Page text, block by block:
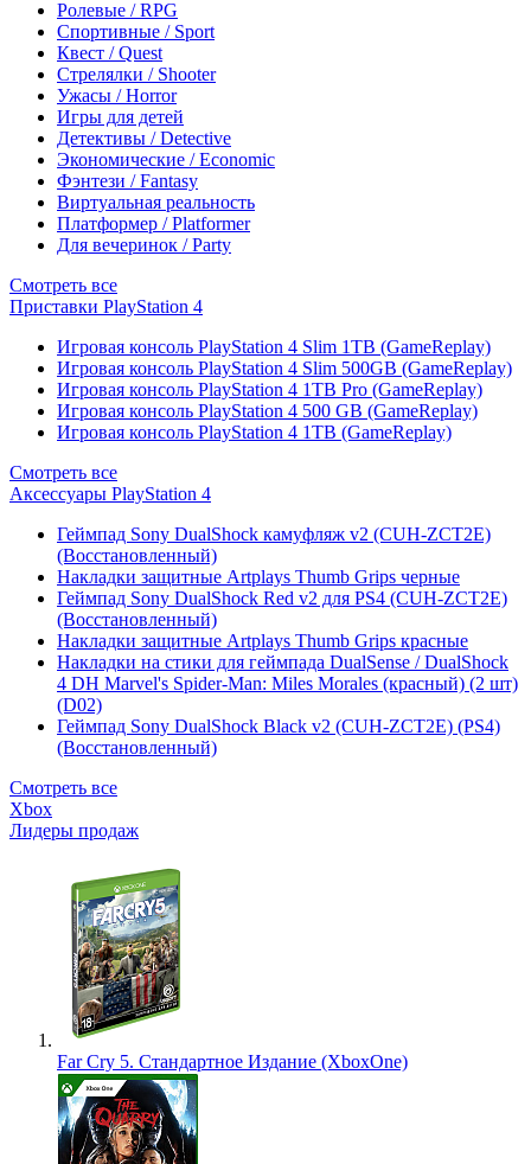
Ролевые / RPG
Спортивные / Sport
Квест / Quest
Стрелялки / Shooter
Ужасы / Horror
Игры для детей
Детективы / Detective
Экономические / Economic
Фэнтези / Fantasy
Виртуальная реальность
Платформер / Platformer
Для вечеринок / Party
Смотреть все
Приставки PlayStation 4
Игровая консоль PlayStation 4 Slim 1TB (GameReplay)
Игровая консоль PlayStation 4 Slim 500GB (GameReplay)
Игровая консоль PlayStation 4 1TB Pro (GameReplay)
Игровая консоль PlayStation 4 500 GB (GameReplay)
Игровая консоль PlayStation 4 1TB (GameReplay)
Смотреть все
Аксессуары PlayStation 4
Геймпад Sony DualShock камуфляж v2 (CUH-ZCT2E)
(Восстановленный)
Накладки защитные Artplays Thumb Grips черные
Геймпад Sony DualShock Red v2 для PS4 (CUH-ZCT2E)
(Восстановленный)
Накладки защитные Artplays Thumb Grips красные
Накладки на стики для геймпада DualSense / DualShock
4 DH Marvel's Spider-Man: Miles Morales (красный) (2 шт)
(D02)
Геймпад Sony DualShock Black v2 (CUH-ZCT2E) (PS4)
(Восстановленный)
Смотреть все
Xbox
Лидеры продаж
Far Cry 5. Стандартное Издание (XboxOne)